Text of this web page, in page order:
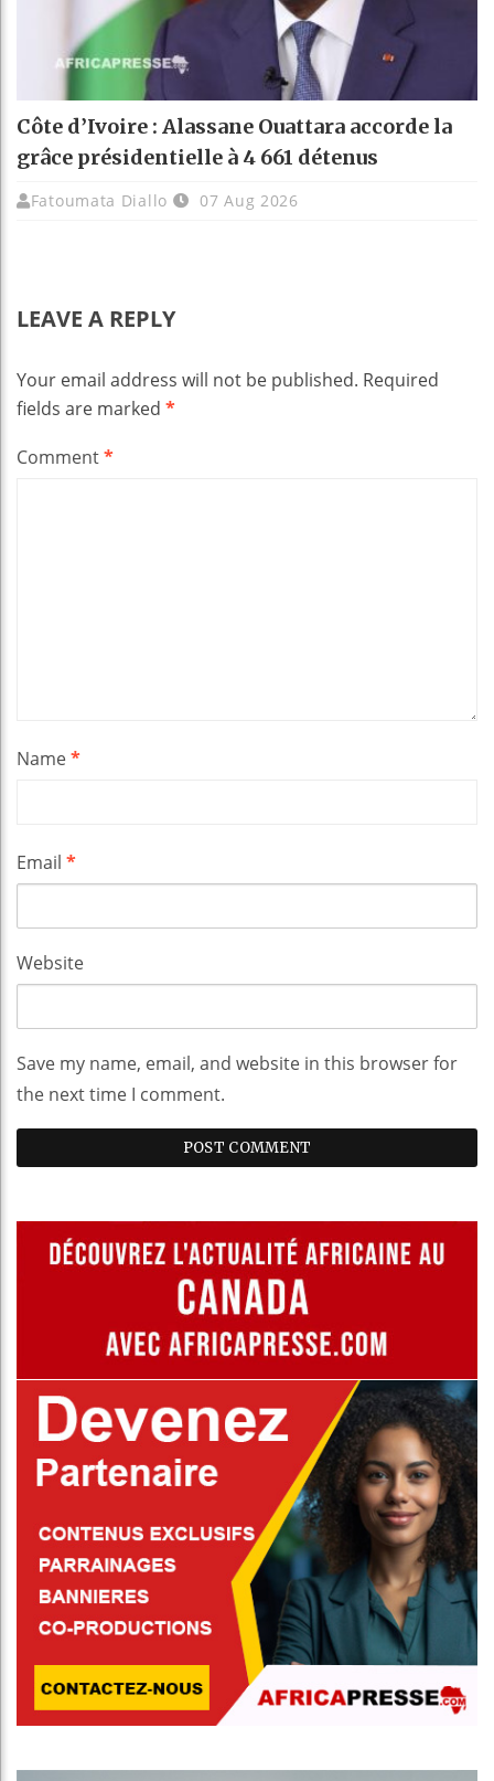
Côte d’Ivoire : Alassane Ouattara accorde la
grâce présidentielle à 4 661 détenus
Fatoumata Diallo 07 Aug 2026
LEAVE A REPLY
Your email address will not be published. Required
fields are marked *
Comment*
Name*
Email *
Website
Save my name, email, and website in this browser for
the next time I comment.